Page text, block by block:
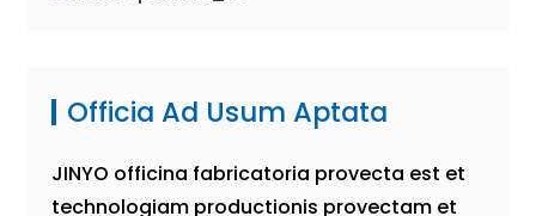
Officia Ad Usum Aptata
JINYO officina fabricatoria provecta est et
technologiam productionis provectam et